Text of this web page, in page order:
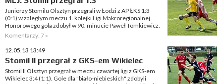
Juniorzy Stomilu Olsztyn przegrali w Łodzi z AP ŁKS 1:3
(0:1) w zaległym meczu 1. kolejki Ligi Makroregionalnej.
Honorowego gola zdobył w 90. minucie Paweł Tomkiewicz.
Komentarzy: 7 »
12.05.13 13:49
Stomil II przegrał z GKS-em Wikielec
Stomil II Olsztyn przegrał w meczu czwartej ligi z GKS-em
Wikielec 3:4 (1:1). Gole dla "biało-niebieskich" zdobyli